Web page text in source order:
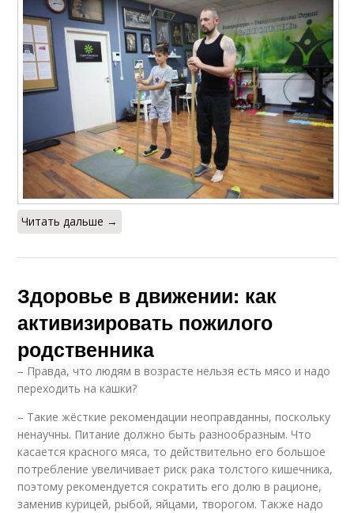
Читать дальше →
Здоровье в движении: как
активизировать пожилого
родственника
– ​Правда, что людям в возрасте нельзя есть мясо и надо
переходить на кашки?
– Такие жёсткие рекомендации неоправданны, по­скольку
ненаучны. Питание должно быть разнообразным. Что
касается красного мяса, то действительно его большое
потребление увеличивает риск рака толстого кишечника,
поэтому рекомендуется сократить его долю в рационе,
заменив курицей, рыбой, яйцами, творогом. Также надо